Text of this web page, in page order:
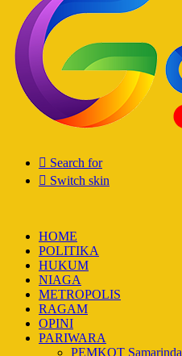
Search for
Switch skin
HOME
POLITIKA
HUKUM
NIAGA
METROPOLIS
RAGAM
OPINI
PARIWARA
PEMKOT Samarinda